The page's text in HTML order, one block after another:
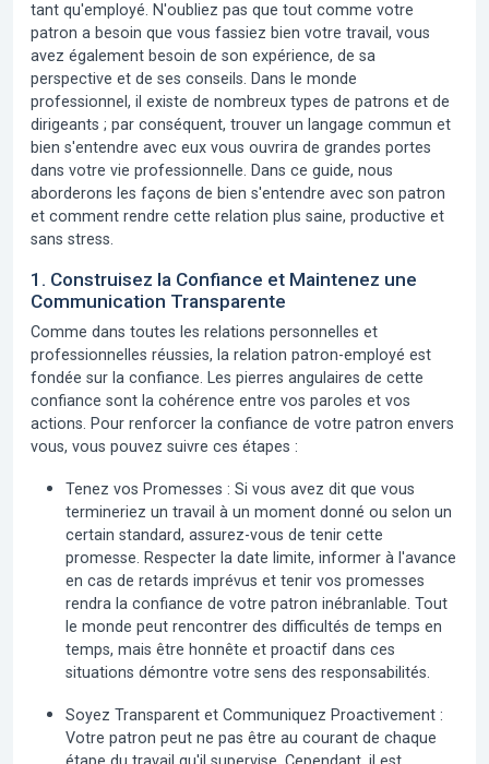
tant qu'employé. N'oubliez pas que tout comme votre
patron a besoin que vous fassiez bien votre travail, vous
avez également besoin de son expérience, de sa
perspective et de ses conseils. Dans le monde
professionnel, il existe de nombreux types de patrons et de
dirigeants ; par conséquent, trouver un langage commun et
bien s'entendre avec eux vous ouvrira de grandes portes
dans votre vie professionnelle. Dans ce guide, nous
aborderons les façons de bien s'entendre avec son patron
et comment rendre cette relation plus saine, productive et
sans stress.
1. Construisez la Confiance et Maintenez une
Communication Transparente
Comme dans toutes les relations personnelles et
professionnelles réussies, la relation patron-employé est
fondée sur la confiance . Les pierres angulaires de cette
confiance sont la cohérence entre vos paroles et vos
actions. Pour renforcer la confiance de votre patron envers
vous, vous pouvez suivre ces étapes :
Tenez vos Promesses : Si vous avez dit que vous
termineriez un travail à un moment donné ou selon un
certain standard, assurez-vous de tenir cette
promesse. Respecter la date limite, informer à l'avance
en cas de retards imprévus et tenir vos promesses
rendra la confiance de votre patron inébranlable. Tout
le monde peut rencontrer des difficultés de temps en
temps, mais être honnête et proactif dans ces
situations démontre votre sens des responsabilités.
Soyez Transparent et Communiquez Proactivement :
Votre patron peut ne pas être au courant de chaque